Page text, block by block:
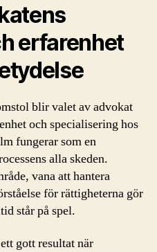
erfarenhet
blir valet av advokat
och specialisering hos
fungerar som en
alla skeden.
vana att hantera
för rättigheterna gör
står på spel.
gott resultat när